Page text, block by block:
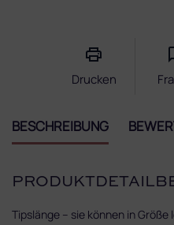
Drucken
BESCHREIBUNG
Tipslänge – sie können in